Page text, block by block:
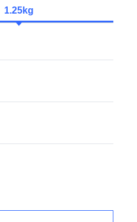
1.25kg